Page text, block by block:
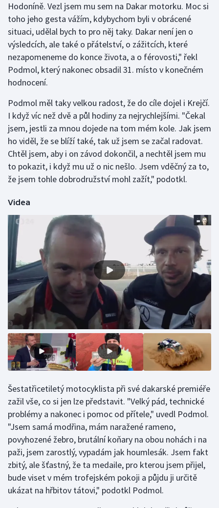
Lyže a snowboard
Moderní pětiboj
Motorsport
Olympijské hry
Parasport
Plavání
Plážový volejbal
Ragby
Rychlobruslení
Rychlostní kanoistika
Short track
Sportovní střelba
Stolní tenis
Triatlon
Veslování
Vodní slalom
Volejbal
Ostatní
Hodoníně. Vezl jsem mu sem na Dakar motorku. Moc si
toho jeho gesta vážím, kdybychom byli v obrácené
situaci, udělal bych to pro něj taky. Dakar není jen o
výsledcích, ale také o přátelství, o zážitcích, které
nezapomeneme do konce života, a o férovosti," řekl
Podmol, který nakonec obsadil 31. místo v konečném
hodnocení.
Podmol měl taky velkou radost, že do cíle dojel i Krejčí.
I když víc než dvě a půl hodiny za nejrychlejšími. "Čekal
jsem, jestli za mnou dojede na tom mém kole. Jak jsem
ho viděl, že se blíží také, tak už jsem se začal radovat.
Chtěl jsem, aby i on závod dokončil, a nechtěl jsem mu
to pokazit, i když mu už o nic nešlo. Jsem vděčný za to,
že jsem tohle dobrodružství mohl zažít," podotkl.
Videa
Šestatřicetiletý motocyklista při své dakarské premiéře
zažil vše, co si jen lze představit. "Velký pád, technické
problémy a nakonec i pomoc od přítele," uvedl Podmol.
"Jsem samá modřina, mám naražené rameno,
povyhozené žebro, brutální koňary na obou nohách i na
paži, jsem zarostlý, vypadám jak houmlesák. Jsem fakt
zbitý, ale šťastný, že ta medaile, pro kterou jsem přijel,
bude viset v mém trofejském pokoji a půjdu ji určitě
ukázat na hřbitov tátovi," podotkl Podmol.